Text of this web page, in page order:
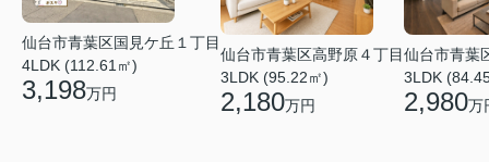
仙台市青葉区国見ケ丘１丁目
4LDK (112.61㎡)
3,198万円
仙台市青葉区高野原４丁目
3LDK (95.22㎡)
2,180万円
仙台市青葉
3LDK
2,980万